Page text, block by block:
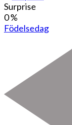
Surprise
0%
Födelsedag